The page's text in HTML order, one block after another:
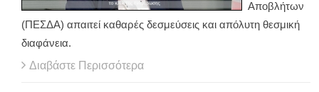
Αποβλήτων
(ΠΕΣΔΑ) απαιτεί καθαρές δεσμεύσεις και απόλυτη θεσμική
διαφάνεια.
Διαβάστε Περισσότερα